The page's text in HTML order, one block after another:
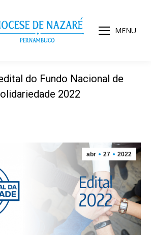
MENU
do Fundo Nacional de
2022
abr 27 2022